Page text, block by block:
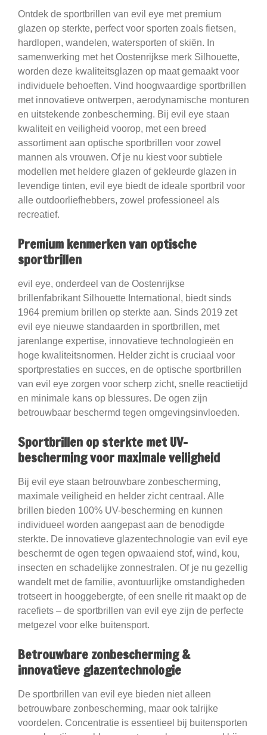
Ontdek de sportbrillen van evil eye met premium
glazen op sterkte, perfect voor sporten zoals fietsen,
hardlopen, wandelen, watersporten of skiën. In
samenwerking met het Oostenrijkse merk Silhouette,
worden deze kwaliteitsglazen op maat gemaakt voor
individuele behoeften. Vind hoogwaardige sportbrillen
met innovatieve ontwerpen, aerodynamische monturen
en uitstekende zonbescherming. Bij evil eye staan
kwaliteit en veiligheid voorop, met een breed
assortiment aan optische sportbrillen voor zowel
mannen als vrouwen. Of je nu kiest voor subtiele
modellen met heldere glazen of gekleurde glazen in
levendige tinten, evil eye biedt de ideale sportbril voor
alle outdoorliefhebbers, zowel professioneel als
recreatief.
Premium kenmerken van optische
sportbrillen
evil eye, onderdeel van de Oostenrijkse
brillenfabrikant Silhouette International, biedt sinds
1964 premium brillen op sterkte aan. Sinds 2019 zet
evil eye nieuwe standaarden in sportbrillen, met
jarenlange expertise, innovatieve technologieën en
hoge kwaliteitsnormen. Helder zicht is cruciaal voor
sportprestaties en succes, en de optische sportbrillen
van evil eye zorgen voor scherp zicht, snelle reactietijd
en minimale kans op blessures. De ogen zijn
betrouwbaar beschermd tegen omgevingsinvloeden.
Sportbrillen op sterkte met UV-
bescherming voor maximale veiligheid
Bij evil eye staan betrouwbare zonbescherming,
maximale veiligheid en helder zicht centraal. Alle
brillen bieden 100% UV-bescherming en kunnen
individueel worden aangepast aan de benodigde
sterkte. De innovatieve glazentechnologie van evil eye
beschermt de ogen tegen opwaaiend stof, wind, kou,
insecten en schadelijke zonnestralen. Of je nu gezellig
wandelt met de familie, avontuurlijke omstandigheden
trotseert in hooggebergte, of een snelle rit maakt op de
racefiets – de sportbrillen van evil eye zijn de perfecte
metgezel voor elke buitensport.
Betrouwbare zonbescherming &
innovatieve glazentechnologie
De sportbrillen van evil eye bieden niet alleen
betrouwbare zonbescherming, maar ook talrijke
voordelen. Concentratie is essentieel bij buitensporten